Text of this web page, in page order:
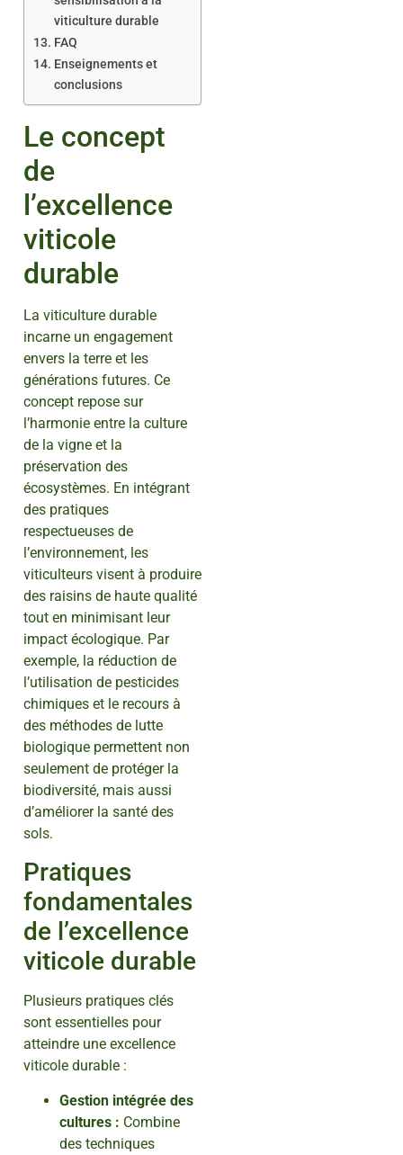
viticulture durable
FAQ
Enseignements et
conclusions
Le concept
de
l’excellence
viticole
durable
La viticulture durable
incarne un engagement
envers la terre et les
générations futures. Ce
concept repose sur
l’harmonie entre la culture
de la vigne et la
préservation des
écosystèmes. En intégrant
des pratiques
respectueuses de
l’environnement, les
viticulteurs visent à produire
des raisins de haute qualité
tout en minimisant leur
impact écologique. Par
exemple, la réduction de
l’utilisation de pesticides
chimiques et le recours à
des méthodes de lutte
biologique permettent non
seulement de protéger la
biodiversité, mais aussi
d’améliorer la santé des
sols.
Pratiques
fondamentales
de l’excellence
viticole durable
Plusieurs pratiques clés
sont essentielles pour
atteindre une excellence
viticole durable :
Gestion intégrée des
cultures : Combine
des techniques